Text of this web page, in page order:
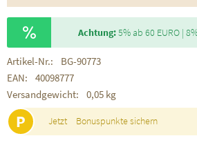
Achtung:5% ab 60 EURO |
Artikel-Nr.:
BG-90773
EAN:
40098777
Versandgewicht:
0,05 kg
P Jetzt Bonuspunkte sichern